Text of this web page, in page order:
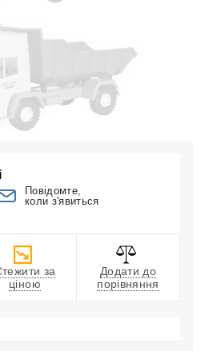
Повідомте,
коли з'явиться
за
ціною
Додати до
порівняння